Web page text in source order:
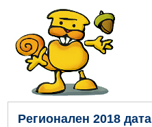
Регионален 2018 дата